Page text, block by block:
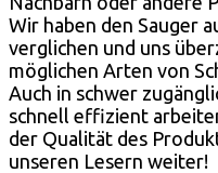
Wir haben den Sauger
verglichen und uns
möglichen Arten von
Auch in schwer
schnell effizient
der Qualität des
unseren Lesern weiter!